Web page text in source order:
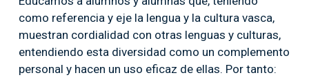
como referencia y eje la lengua y la cultura vasca,
muestran cordialidad con otras lenguas y culturas,
entendiendo esta diversidad como un complemento
personal y hacen un uso eficaz de ellas. Por tanto: